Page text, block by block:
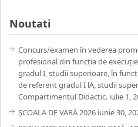
Noutati
Concurs/examen în vederea
profesional din funcția de
gradul I, studii superioare, în
de referent gradul I lA, studii
Compartimentul Didactic. iulie 1,
ȘCOALA DE VARĂ 2026 iunie 30,